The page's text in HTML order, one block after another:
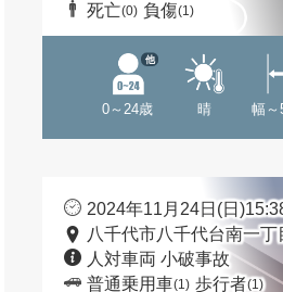
死亡(0) 負傷(1)
0～24歳
他
晴 幅～
2024年11月24日(日
八千代市八千代台南一丁
人対車両 小破事故
普通乗用車(1) 歩行者(1)